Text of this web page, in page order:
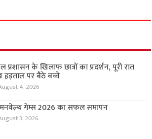
प्रशासन के खिलाफ छात्रों का प्रदर्शन, पूरी रात
पर बैठे बच्चे
4, 2026
गेम्स 2026 का सफल समापन
3, 2026